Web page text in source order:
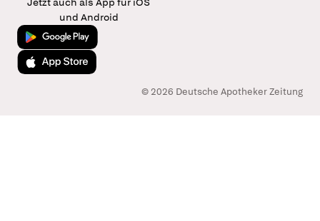
und Android
Jetzt bei Google Play
Laden im App Store
© 2026 Deutsche Apotheker Zeitung